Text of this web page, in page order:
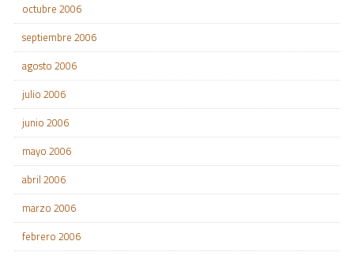
octubre 2006
septiembre 2006
agosto 2006
julio 2006
junio 2006
mayo 2006
abril 2006
marzo 2006
febrero 2006